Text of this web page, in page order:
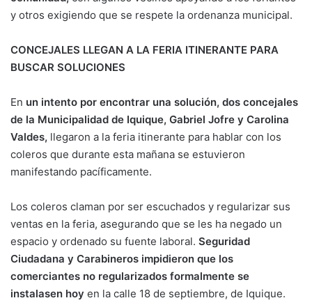
y otros exigiendo que se respete la ordenanza municipal.
CONCEJALES LLEGAN A LA FERIA ITINERANTE PARA
BUSCAR SOLUCIONES
En un intento por encontrar una solución, dos concejales
de la Municipalidad de Iquique, Gabriel Jofre y Carolina
Valdes, llegaron a la feria itinerante para hablar con los
coleros que durante esta mañana se estuvieron
manifestando pacíficamente.
Los coleros claman por ser escuchados y regularizar sus
ventas en la feria, asegurando que se les ha negado un
espacio y ordenado su fuente laboral. Seguridad
Ciudadana y Carabineros impidieron que los
comerciantes no regularizados formalmente se
instalasen hoy en la calle 18 de septiembre, de Iquique.